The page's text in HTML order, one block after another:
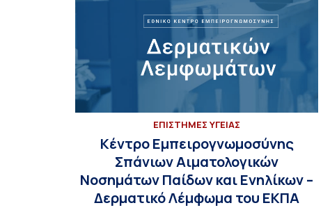
ΕΠΙΣΤΗΜΕΣ ΥΓΕΙΑΣ
Κέντρο Εμπειρογνωμοσύνης
Σπάνιων Αιματολογικών
Νοσημάτων Παίδων και Ενηλίκων –
Δερματικό Λέμφωμα του ΕΚΠΑ